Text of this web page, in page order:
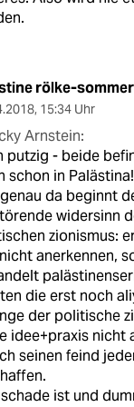
rölke-sommer
, 15:34 Uhr
Arnstein:
putzig - beide
schon in Palästina!
da beginnt
widersinn
zionismus:
anerkennen,
die erst noch
der politische
idee+praxis nicht
seinen feind
ist und